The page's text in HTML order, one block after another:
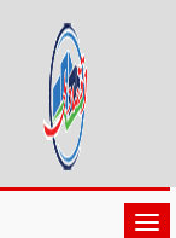
تغییر